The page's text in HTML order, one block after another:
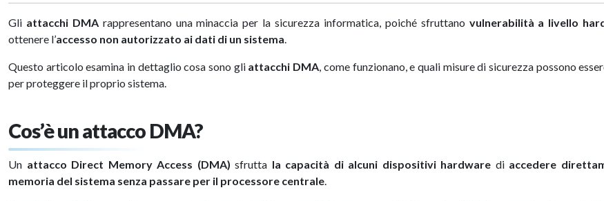
Gli attacchi DMArappresentano una minaccia per la sicurezza informatica, poiché sfruttano vulnerabilità a livello
ottenere l’accesso non autorizzato ai dati di un sistema.
Questo articolo esamina in dettaglio cosa sono gli attacchi DMA, come funzionano, e quali misure di sicurezza possono
per proteggere il proprio sistema.
Cos’è un attacco DMA?
Un attacco Direct Memory Access (DMA) sfrutta la capacità di alcuni dispositivi hardware di accedere
memoria del sistema senza passare per il processore centrale.